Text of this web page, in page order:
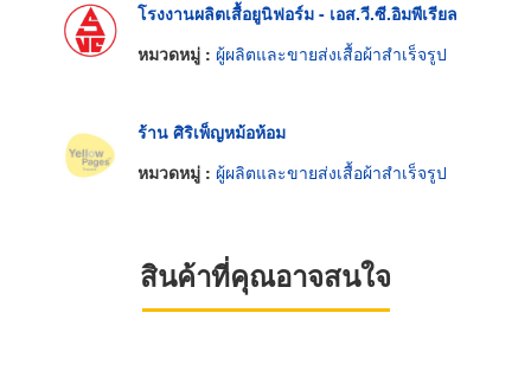
โรงงานผลิตเสื้อยูนิฟอร์ม - เอส.วี.ซี.อิมพีเรียล
หมวดหมู่ : ผู้ผลิตและขายส่งเสื้อผ้าสำเร็จรูป
ร้าน ศิริเพ็ญหม้อห้อม
หมวดหมู่ : ผู้ผลิตและขายส่งเสื้อผ้าสำเร็จรูป
สินค้าที่คุณอาจสนใจ